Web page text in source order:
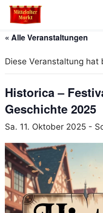
Zum
Inhalt
« Alle Veranstaltungen
Diese Veranstaltung
Historica –
Geschichte 2025
Sa. 11. Oktober 2025 -